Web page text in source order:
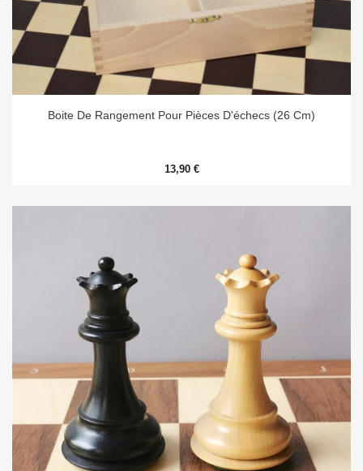
Boite De Rangement Pour Pièces D'échecs (26 Cm)
13,90 €